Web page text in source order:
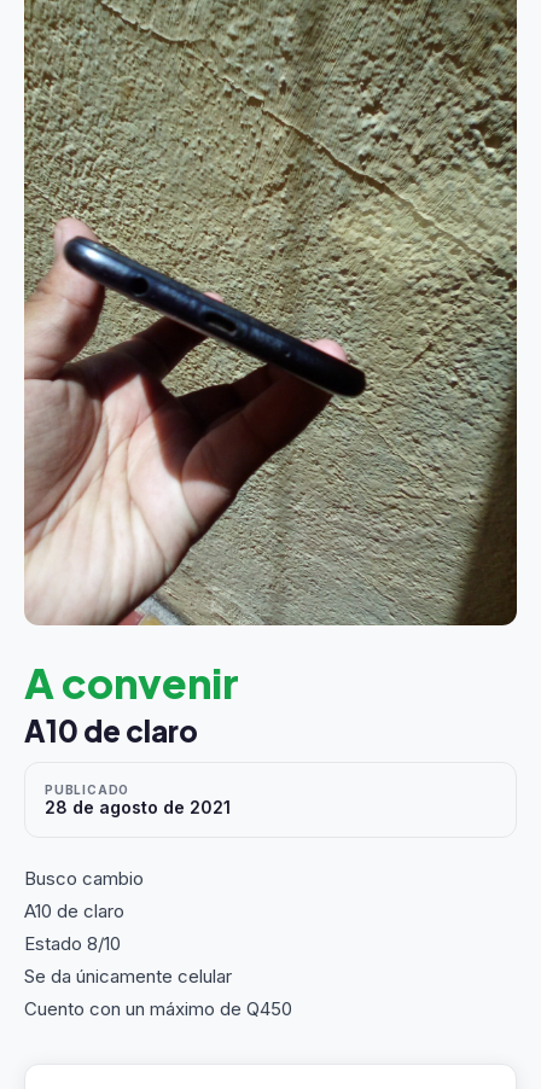
A convenir
A10 de claro
PUBLICADO
28 de agosto de 2021
Busco cambio
A10 de claro
Estado 8/10
Se da únicamente celular
Cuento con un máximo de Q450